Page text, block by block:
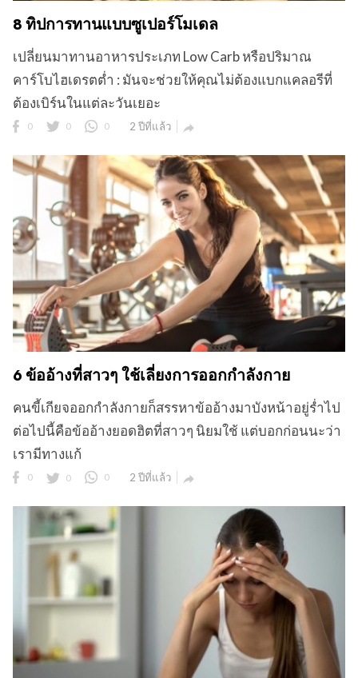
8 ทิปการทานแบบซูเปอร์โมเดล
เปลี่ยนมาทานอาหารประเภท Low Carb หรือปริมาณ
คาร์โบไฮเดรตต่ำ : มันจะช่วยให้คุณไม่ต้องแบกแคลอรีที่
ต้องเบิร์นในแต่ละวันเยอะ
0 0 0 2 ปีที่แล้ว 
6 ข้ออ้างที่สาวๆ ใช้เลี่ยงการออกกำลังกาย
คนขี้เกียจออกกำลังกายก็สรรหาข้ออ้างมาบังหน้าอยู่ร่ำไป
ต่อไปนี้คือข้ออ้างยอดฮิตที่สาวๆ นิยมใช้ แต่บอกก่อนนะว่า
เรามีทางแก้
0 0 0 2 ปีที่แล้ว 